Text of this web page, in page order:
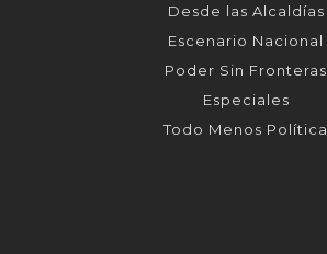
Desde las Alcaldías
Escenario Nacional
Poder Sin Fronteras
Especiales
Todo Menos Política